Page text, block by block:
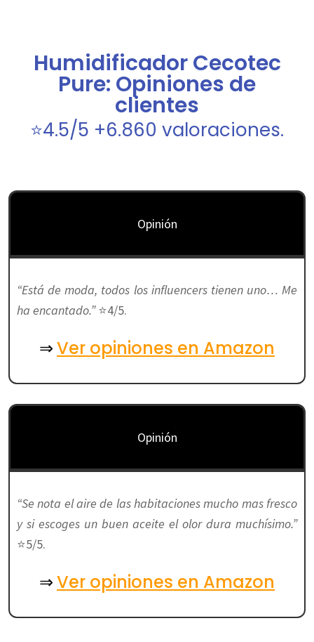
Humidificador Cecotec
Pure: Opiniones de
clientes
⭐4.5/5 +6.860 valoraciones.
Opinión
“Está de moda, todos los influencers tienen uno… Me
ha encantado.”⭐4/5.
⇒Ver opiniones en Amazon
Opinión
“Se nota el aire de las habitaciones mucho mas fresco
y si escoges un buen aceite el olor dura muchísimo.”
⭐5/5.
⇒Ver opiniones en Amazon